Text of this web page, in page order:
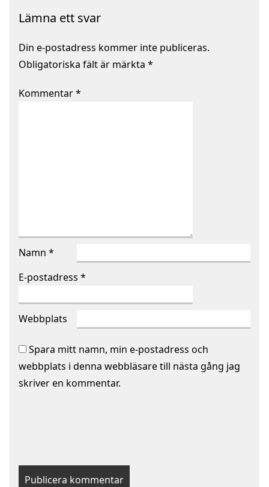
Lämna ett svar
Din e-postadress kommer inte publiceras.
Obligatoriska fält är märkta *
Kommentar*
Namn *
E-postadress *
Webbplats
Spara mitt namn, min e-postadress och
webbplats i denna webbläsare till nästa gång jag
skriver en kommentar.